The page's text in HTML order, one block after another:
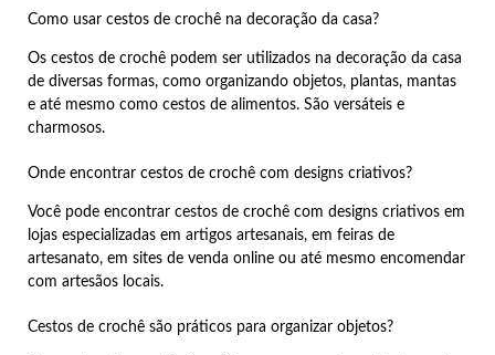
Como usar cestos de crochê na decoração da casa?
Os cestos de crochê podem ser utilizados na decoração da casa
de diversas formas, como organizando objetos, plantas, mantas
e até mesmo como cestos de alimentos. São versáteis e
charmosos.
Onde encontrar cestos de crochê com designs criativos?
Você pode encontrar cestos de crochê com designs criativos em
lojas especializadas em artigos artesanais, em feiras de
artesanato, em sites de venda online ou até mesmo encomendar
com artesãos locais.
Cestos de crochê são práticos para organizar objetos?